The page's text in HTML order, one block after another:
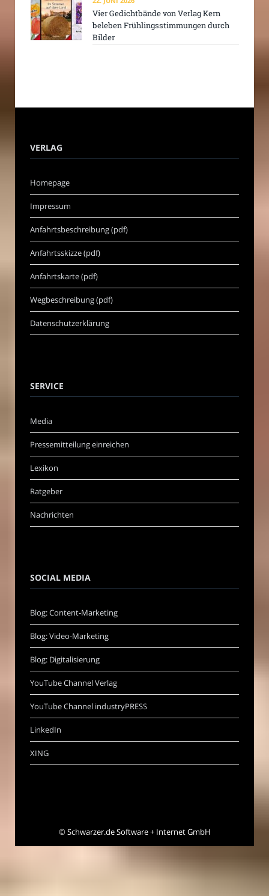
Vier Gedichtbände von Verlag Kern
beleben Frühlingsstimmungen durch
Bilder
VERLAG
Homepage
Impressum
Anfahrtsbeschreibung (pdf)
Anfahrtsskizze (pdf)
Anfahrtskarte (pdf)
Wegbeschreibung (pdf)
Datenschutzerklärung
SERVICE
Media
Pressemitteilung einreichen
Lexikon
Ratgeber
Nachrichten
SOCIAL MEDIA
Blog: Content-Marketing
Blog: Video-Marketing
Blog: Digitalisierung
YouTube Channel Verlag
YouTube Channel industryPRESS
LinkedIn
XING
©Schwarzer.de Software + Internet GmbH